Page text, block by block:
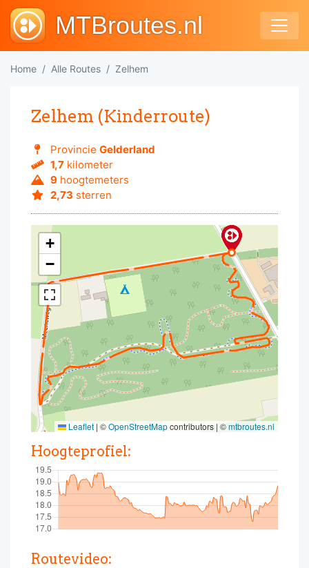
MTBroutes.nl
Home Alle Routes Zelhem
Zelhem (Kinderroute)
Provincie Gelderland
1,7kilometer
9hoogtemeters
2,73 sterren
+
−
Leaflet | ©OpenStreetMapcontributors | ©mtbroutes.nl
Hoogteprofiel:
Routevideo: